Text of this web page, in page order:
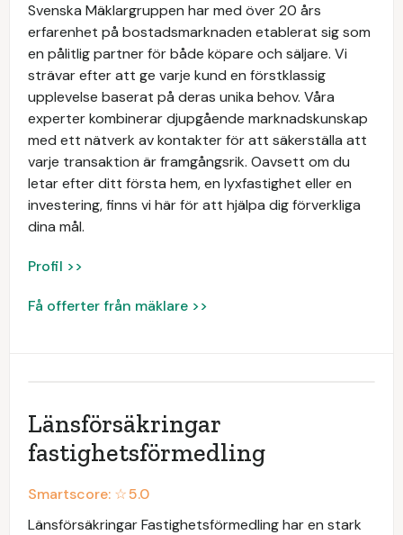
Svenska Mäklargruppen har med över 20 års
erfarenhet på bostadsmarknaden etablerat sig som
en pålitlig partner för både köpare och säljare. Vi
strävar efter att ge varje kund en förstklassig
upplevelse baserat på deras unika behov. Våra
experter kombinerar djupgående marknadskunskap
med ett nätverk av kontakter för att säkerställa att
varje transaktion är framgångsrik. Oavsett om du
letar efter ditt första hem, en lyxfastighet eller en
investering, finns vi här för att hjälpa dig förverkliga
dina mål.
Profil >>
Få offerter från mäklare >>
Länsförsäkringar
fastighetsförmedling
Smartscore: ☆5.0
Länsförsäkringar Fastighetsförmedling har en stark